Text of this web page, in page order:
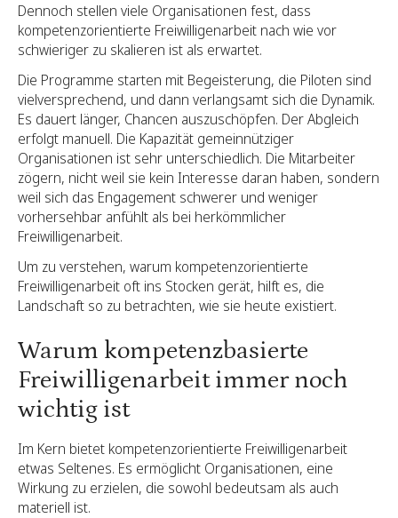
Dennoch stellen viele Organisationen fest, dass
kompetenzorientierte Freiwilligenarbeit nach wie vor
schwieriger zu skalieren ist als erwartet.
Die Programme starten mit Begeisterung, die Piloten sind
vielversprechend, und dann verlangsamt sich die Dynamik.
Es dauert länger, Chancen auszuschöpfen. Der Abgleich
erfolgt manuell. Die Kapazität gemeinnütziger
Organisationen ist sehr unterschiedlich. Die Mitarbeiter
zögern, nicht weil sie kein Interesse daran haben, sondern
weil sich das Engagement schwerer und weniger
vorhersehbar anfühlt als bei herkömmlicher
Freiwilligenarbeit.
Um zu verstehen, warum kompetenzorientierte
Freiwilligenarbeit oft ins Stocken gerät, hilft es, die
Landschaft so zu betrachten, wie sie heute existiert.
Warum kompetenzbasierte
Freiwilligenarbeit immer noch
wichtig ist
Im Kern bietet kompetenzorientierte Freiwilligenarbeit
etwas Seltenes. Es ermöglicht Organisationen, eine
Wirkung zu erzielen, die sowohl bedeutsam als auch
materiell ist.